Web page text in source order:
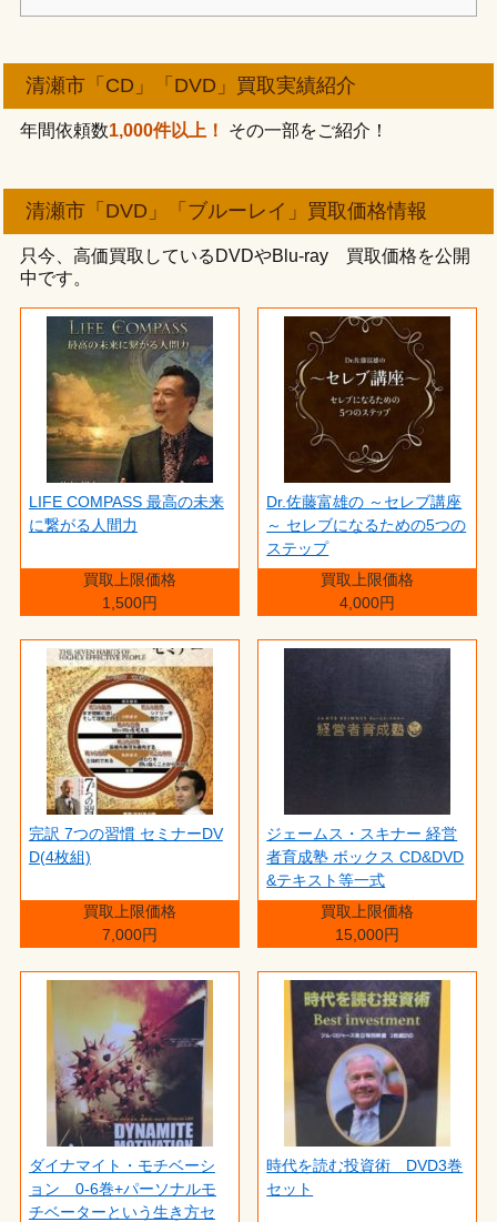
清瀬市「CD」「DVD」買取実績紹介
年間依頼数1,000件以上！ その一部をご紹介！
清瀬市「DVD」「ブルーレイ」買取価格情報
只今、高価買取しているDVDやBlu-ray 買取価格を公開
中です。
LIFE COMPASS 最高の未来
に繋がる人間力
買取上限価格
1,500円
Dr.佐藤富雄の ～セレブ講座
～ セレブになるための5つの
ステップ
買取上限価格
4,000円
完訳 7つの習慣 セミナーDV
D(4枚組)
買取上限価格
7,000円
ジェームス・スキナー 経営
者育成塾 ボックス CD&DVD
&テキスト等一式
買取上限価格
15,000円
ダイナマイト・モチベーシ
ョン 0-6巻+パーソナルモ
チベーターという生き方セ
時代を読む投資術 DVD3巻
セット